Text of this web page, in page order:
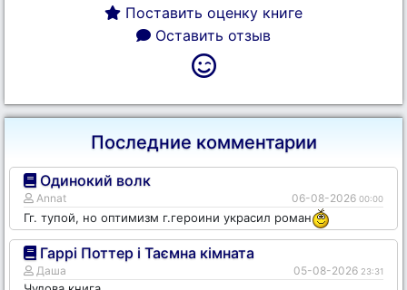
Поставить оценку книге
Оставить отзыв
Последние комментарии
Одинокий волк
Annat 06-08-2026 00:00
Гг. тупой, но оптимизм г.героини украсил роман
Гаррі Поттер і Таємна кімната
Даша 05-08-2026 23:31